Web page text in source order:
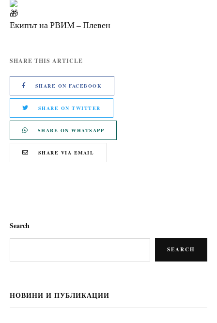
Екипът на РВИМ – Плевен
SHARE THIS ARTICLE
SHARE ON FACEBOOK
SHARE ON TWITTER
SHARE ON WHATSAPP
SHARE VIA EMAIL
Search
SEARCH
НОВИНИ И ПУБЛИКАЦИИ